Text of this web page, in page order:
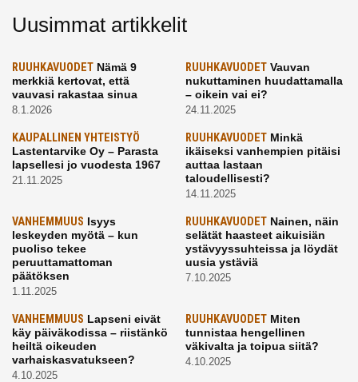
Uusimmat artikkelit
RUUHKAVUODET Nämä 9
merkkiä kertovat, että
vauvasi rakastaa sinua
8.1.2026
RUUHKAVUODETVauvan
nukuttaminen huudattamalla
– oikein vai ei?
24.11.2025
KAUPALLINEN YHTEISTYÖ
Lastentarvike Oy – Parasta
lapsellesi jo vuodesta 1967
21.11.2025
RUUHKAVUODETMinkä
ikäiseksi vanhempien pitäisi
auttaa lastaan
taloudellisesti?
14.11.2025
VANHEMMUUS Isyys
leskeyden myötä – kun
puoliso tekee
peruuttamattoman
päätöksen
1.11.2025
RUUHKAVUODETNainen, näin
selätät haasteet aikuisiän
ystävyyssuhteissa ja löydät
uusia ystäviä
7.10.2025
VANHEMMUUS Lapseni eivät
käy päiväkodissa – riistänkö
heiltä oikeuden
varhaiskasvatukseen?
4.10.2025
RUUHKAVUODETMiten
tunnistaa hengellinen
väkivalta ja toipua siitä?
4.10.2025